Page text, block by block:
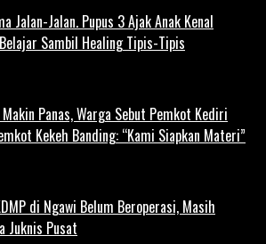
Jalan-Jalan. Pupus 3 Ajak Anak Kenal
Sambil Healing Tipis-Tipis
Makin Panas, Warga Sebut Pemkot Kediri
Kekeh Banding: “Kami Siapkan Materi”
di Ngawi Belum Beroperasi, Masih
Juknis Pusat